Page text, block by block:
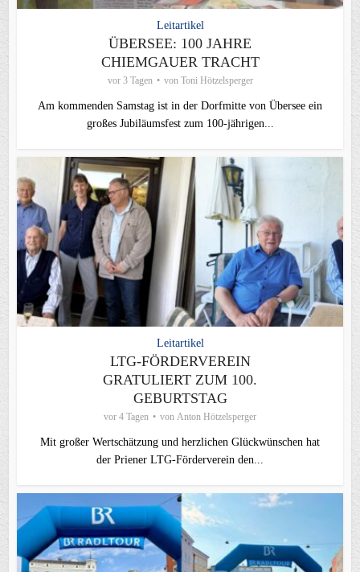
Leitartikel
ÜBERSEE: 100 JAHRE
CHIEMGAUER TRACHT
vor 3 Tagen von Toni Hötzelsperger
Am kommenden Samstag ist in der Dorfmitte von Übersee ein
großes Jubiläumsfest zum 100-jährigen...
Leitartikel
LTG-FÖRDERVEREIN
GRATULIERT ZUM 100.
GEBURTSTAG
vor 4 Tagen von Anton Hötzelsperger
Mit großer Wertschätzung und herzlichen Glückwünschen hat
der Priener LTG‑Förderverein den...